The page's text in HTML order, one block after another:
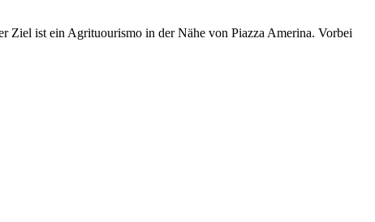
Ziel ist ein Agrituourismo in der Nähe von Piazza Amerina. Vorbei